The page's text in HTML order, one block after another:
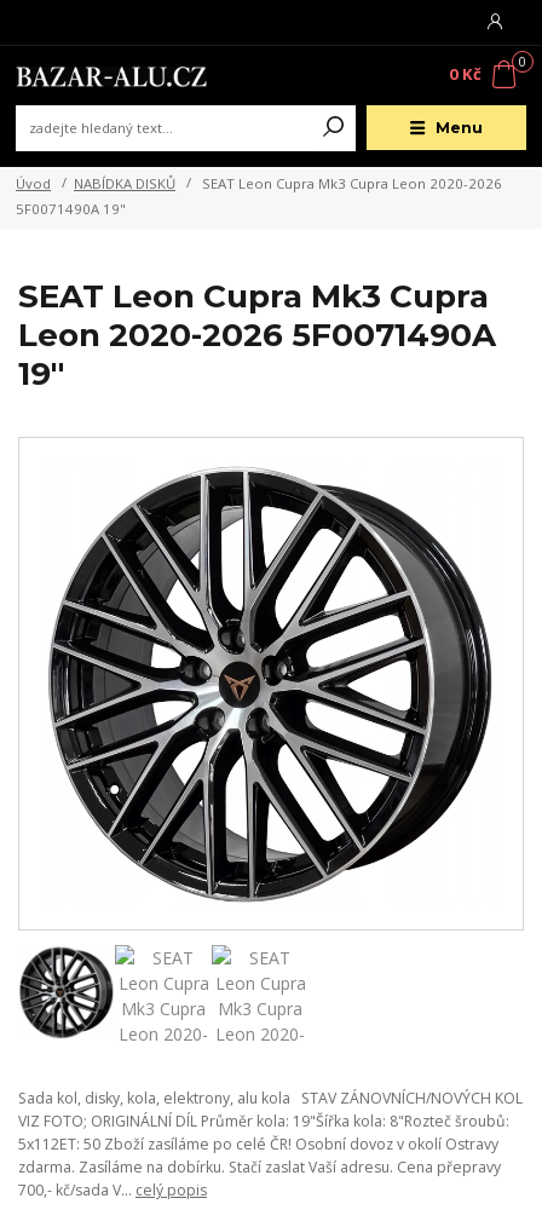
Menu
0
0 Kč
Úvod NABÍDKA DISKŮ
SEAT Leon Cupra Mk3 Cupra Leon 2020-2026
5F0071490A 19"
SEAT Leon Cupra Mk3 Cupra
Leon 2020-2026 5F0071490A
19"
Sada kol, disky, kola, elektrony, alu kola STAV ZÁNOVNÍCH/NOVÝCH KOL
VIZ FOTO; ORIGINÁLNÍ DÍL Průměr kola: 19"Šířka kola: 8"Rozteč šroubů:
5x112ET: 50 Zboží zasíláme po celé ČR! Osobní dovoz v okolí Ostravy
zdarma. Zasíláme na dobírku. Stačí zaslat Vaší adresu. Cena přepravy
700,- kč/sada V... celý popis